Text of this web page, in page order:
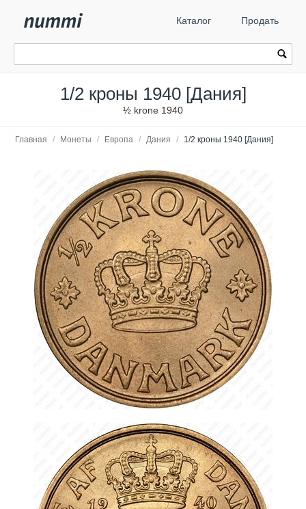
Каталог Продать
1/2 кроны 1940 [Дания]
½ krone 1940
Главная / Монеты / Европа / Дания / 1/2 кроны 1940 [Дания]